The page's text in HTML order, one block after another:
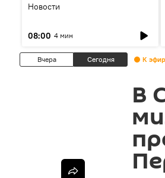
Новости
08:00 4 мин
Вчера Сегодня К
В